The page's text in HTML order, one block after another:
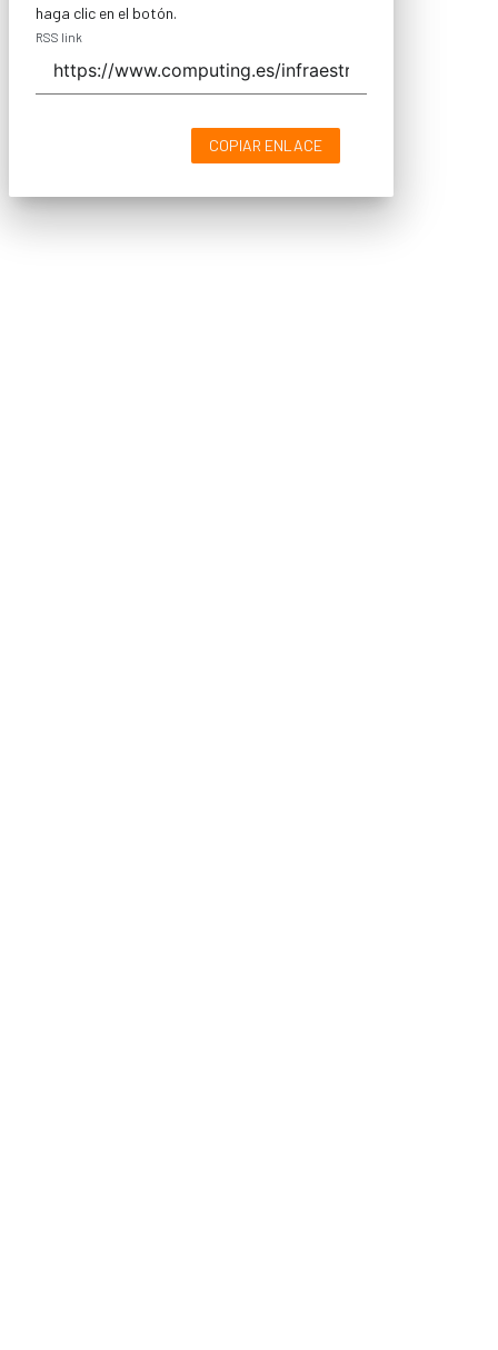
haga clic en el botón.
RSS link
COPIAR ENLACE